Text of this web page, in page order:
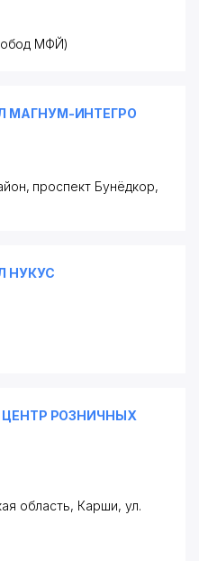
МФЙ)
МАГНУМ-ИНТЕГРО
, проспект Бунёдкор,
НУКУС
ЦЕНТР РОЗНИЧНЫХ
область, Карши, ул.